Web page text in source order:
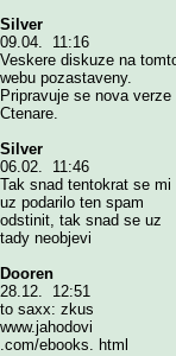
Silver
09.04. 11:16
Veskere diskuze na
webu pozastaveny.
Pripravuje se nova verze
Ctenare.
Silver
06.02. 11:46
Tak snad tentokrat se mi
uz podarilo ten spam
odstinit, tak snad se uz
tady neobjevi
Dooren
28.12. 12:51
to saxx: zkus
www.jahodovi
.com/ebooks. html